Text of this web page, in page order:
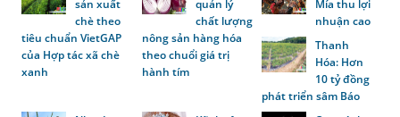
sản xuất
chè theo
tiêu chuẩn VietGAP
của Hợp tác xã chè
xanh
quản lý
chất lượng
nông sản hàng hóa
theo chuổi giá trị
hành tím
Mía thu lợi
nhuận cao
Thanh
Hóa: Hơn
10 tỷ đồng
phát triển sâm Báo